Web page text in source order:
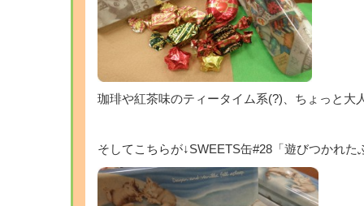
珈琲や紅茶味のティータイム系(?)、ちょっと大
そしてこちらが↓SWEETS缶#28「遊びつかれた